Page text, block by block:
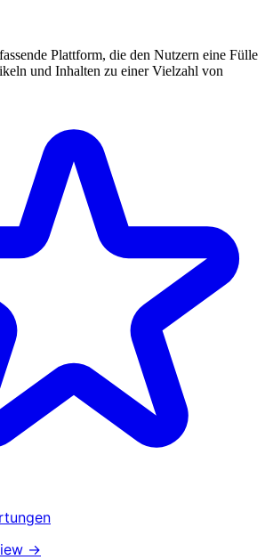
Plattform, die den Nutzern eine Fülle
und Inhalten zu einer Vielzahl von
→